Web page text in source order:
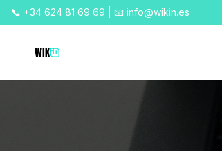
📞 +34 624 81 69 69 | 📧 info@wikin.es